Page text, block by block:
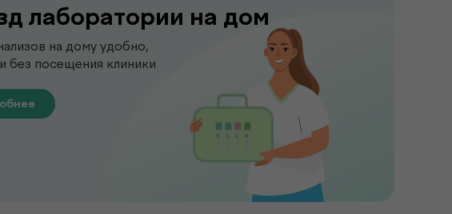
лаборатории на дом
на дому удобно,
без посещения клиники